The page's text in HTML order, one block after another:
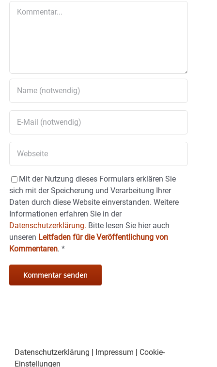
Mit der Nutzung dieses Formulars erklären Sie
sich mit der Speicherung und Verarbeitung Ihrer
Daten durch diese Website einverstanden. Weitere
Informationen erfahren Sie in der
Datenschutzerklärung. Bitte lesen Sie hier auch
unseren Leitfaden für die Veröffentlichung von
Kommentaren. *
Datenschutzerklärung | Impressum | Cookie-
Einstellungen